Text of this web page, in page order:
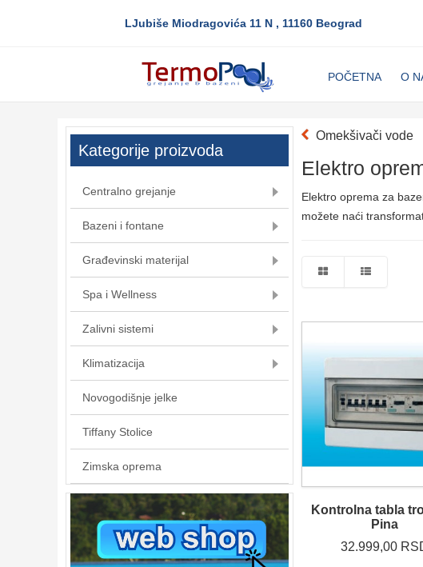
LJubiše Miodragovića 11 N , 11160 Beograd
POČETNA O
Kategorije proizvoda
Centralno grejanje
Bazeni i fontane
Građevinski materijal
Spa i Wellness
Zalivni sistemi
Klimatizacija
Novogodišnje jelke
Tiffany Stolice
Zimska oprema
Omekšivači vode
Elektro
Elektro oprema za
možete naći
Kontrolna tabla
Pina
32.999,00